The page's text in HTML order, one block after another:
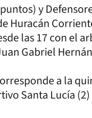
y
Huracán
las 17 con el
Gabriel
a la
Santa Lucía